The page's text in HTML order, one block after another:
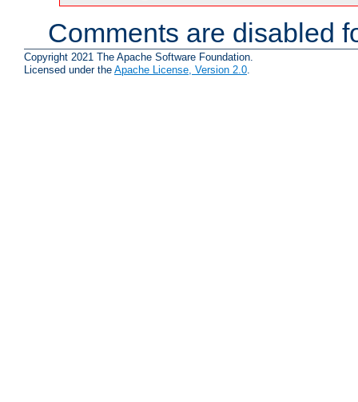
Comments are disabled
Copyright 2021 The Apache Software Foundation.
Licensed under the Apache License, Version 2.0.